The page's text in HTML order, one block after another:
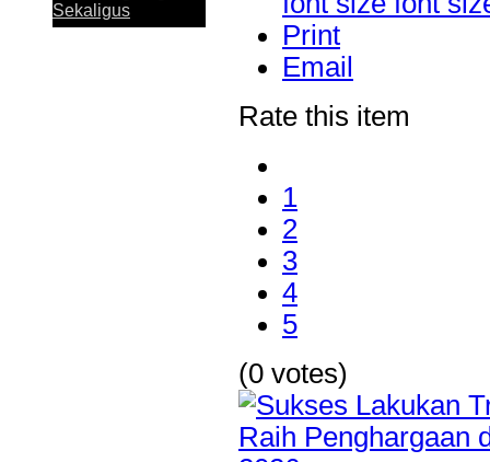
Sekaligus
Print
Email
Rate this item
1
2
3
4
5
(0 votes)